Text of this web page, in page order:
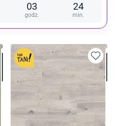
03
godz.
24
min.